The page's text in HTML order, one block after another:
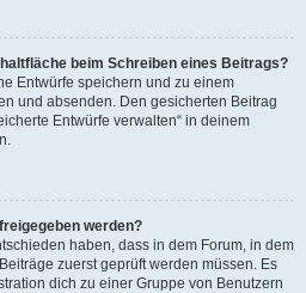
beim Schreiben eines Beitrags?
Entwürfe speichern und zu einem
und absenden. Den gesicherten Beitrag
Entwürfe verwalten“ in deinem
werden?
haben, dass in dem Forum, in dem
zuerst geprüft werden müssen. Es
dich zu einer Gruppe von Benutzern